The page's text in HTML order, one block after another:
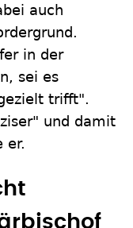
auch
in der
sei es
trifft".
und damit
er.